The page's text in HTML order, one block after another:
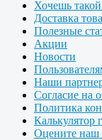
Хочешь
Доставка
Полезные
Акции
Новости
Наши
Согласие на
Политика
Калькулятор
Оцените наш